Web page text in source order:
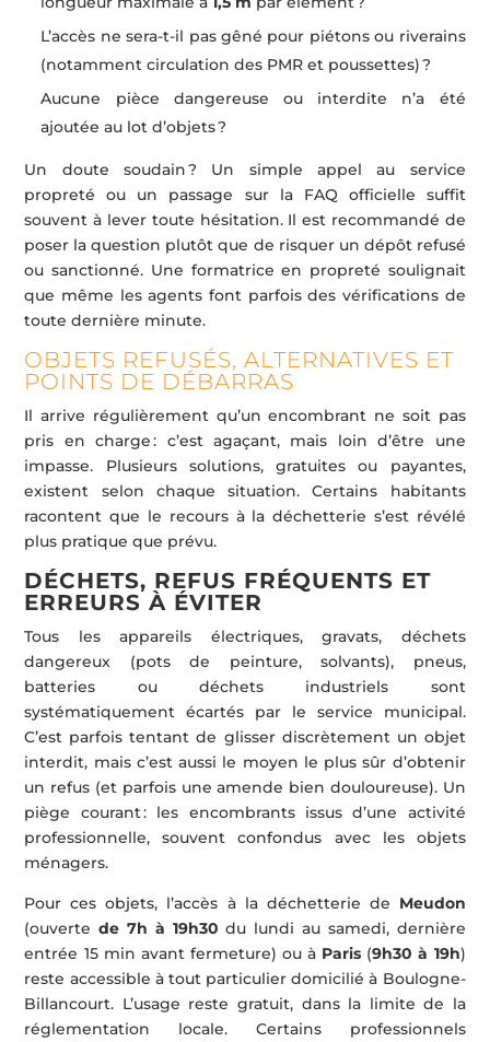
L’accès ne sera-t-il pas gêné pour piétons ou riverains
(notamment circulation des PMR et poussettes) ?
Aucune pièce dangereuse ou interdite n’a été
ajoutée au lot d’objets ?
Un doute soudain ? Un simple appel au service
propreté ou un passage sur la FAQ officielle suffit
souvent à lever toute hésitation. Il est recommandé de
poser la question plutôt que de risquer un dépôt refusé
ou sanctionné. Une formatrice en propreté soulignait
que même les agents font parfois des vérifications de
toute dernière minute.
OBJETS REFUSÉS, ALTERNATIVES ET
POINTS DE DÉBARRAS
Il arrive régulièrement qu’un encombrant ne soit pas
pris en charge : c’est agaçant, mais loin d’être une
impasse. Plusieurs solutions, gratuites ou payantes,
existent selon chaque situation. Certains habitants
racontent que le recours à la déchetterie s’est révélé
plus pratique que prévu.
DÉCHETS, REFUS FRÉQUENTS ET
ERREURS À ÉVITER
Tous les appareils électriques, gravats, déchets
dangereux (pots de peinture, solvants), pneus,
batteries ou déchets industriels sont
systématiquement écartés par le service municipal.
C’est parfois tentant de glisser discrètement un objet
interdit, mais c’est aussi le moyen le plus sûr d’obtenir
un refus (et parfois une amende bien douloureuse). Un
piège courant : les encombrants issus d’une activité
professionnelle, souvent confondus avec les objets
ménagers.
Pour ces objets, l’accès à la déchetterie de Meudon
(ouvertede 7h à 19h30 du lundi au samedi, dernière
entrée 15 min avant fermeture) ou à Paris (9h30 à 19h)
reste accessible à tout particulier domicilié à Boulogne-
Billancourt. L’usage reste gratuit, dans la limite de la
réglementation locale. Certains professionnels